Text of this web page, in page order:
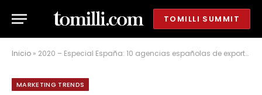
TOMILLI SUMMIT
Inicio » 2020 – Especial España: 10 agencias españolas de exportación
MARKETING TRENDS